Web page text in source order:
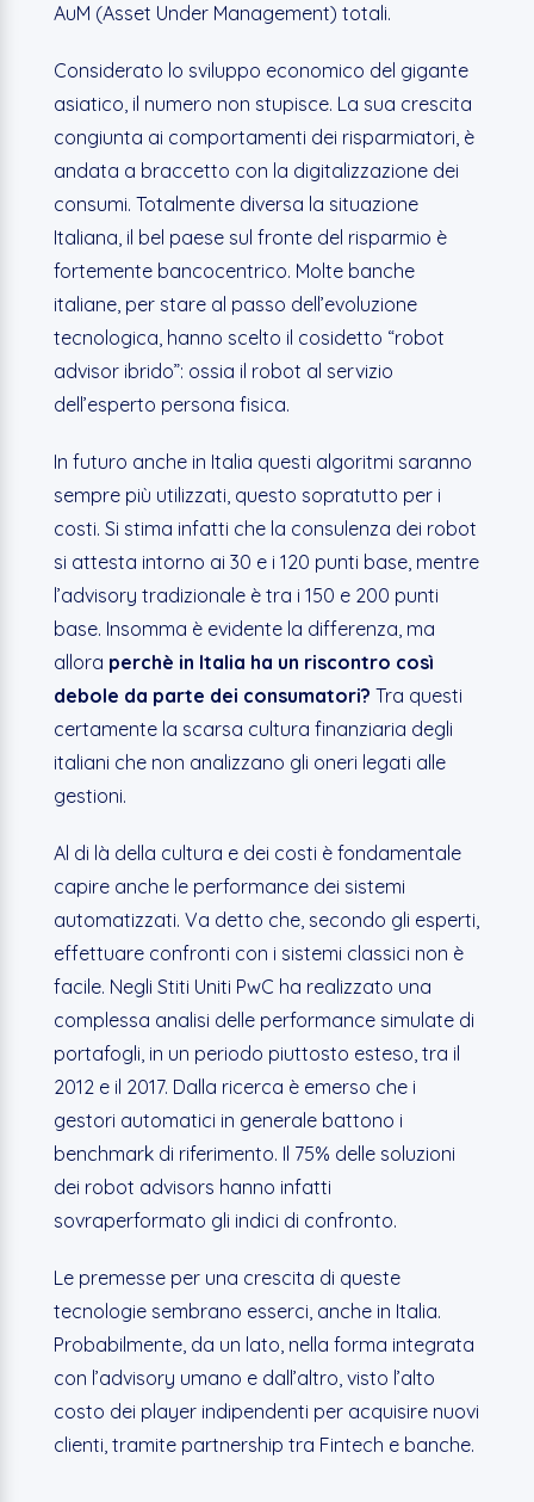
AuM (Asset Under Management) totali.
Considerato lo sviluppo economico del gigante
asiatico, il numero non stupisce. La sua crescita
congiunta ai comportamenti dei risparmiatori, è
andata a braccetto con la digitalizzazione dei
consumi. Totalmente diversa la situazione
Italiana, il bel paese sul fronte del risparmio è
fortemente bancocentrico. Molte banche
italiane, per stare al passo dell’evoluzione
tecnologica, hanno scelto il cosidetto “robot
advisor ibrido”: ossia il robot al servizio
dell’esperto persona fisica.
In futuro anche in Italia questi algoritmi saranno
sempre più utilizzati, questo sopratutto per i
costi. Si stima infatti che la consulenza dei robot
si attesta intorno ai 30 e i 120 punti base, mentre
l’advisory tradizionale è tra i 150 e 200 punti
base. Insomma è evidente la differenza, ma
allora perchè in Italia ha un riscontro così
debole da parte dei consumatori? Tra questi
certamente la scarsa cultura finanziaria degli
italiani che non analizzano gli oneri legati alle
gestioni.
Al di là della cultura e dei costi è fondamentale
capire anche le performance dei sistemi
automatizzati. Va detto che, secondo gli esperti,
effettuare confronti con i sistemi classici non è
facile. Negli Stiti Uniti PwC ha realizzato una
complessa analisi delle performance simulate di
portafogli, in un periodo piuttosto esteso, tra il
2012 e il 2017. Dalla ricerca è emerso che i
gestori automatici in generale battono i
benchmark di riferimento. Il 75% delle soluzioni
dei robot advisors hanno infatti
sovraperformato gli indici di confronto.
Le premesse per una crescita di queste
tecnologie sembrano esserci, anche in Italia.
Probabilmente, da un lato, nella forma integrata
con l’advisory umano e dall’altro, visto l’alto
costo dei player indipendenti per acquisire nuovi
clienti, tramite partnership tra Fintech e banche.